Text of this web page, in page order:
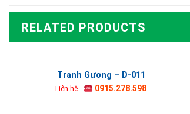
RELATED PRODUCTS
Tranh Gương – D-011
Liên hệ 0915.278.598